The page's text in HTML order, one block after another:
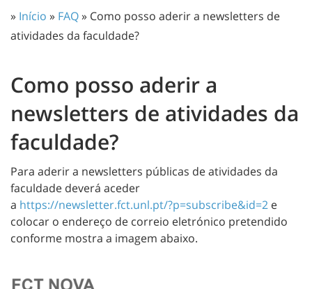
» Início » FAQ» Como posso aderir a newsletters de
atividades da faculdade?
Como posso aderir a
newsletters de atividades da
faculdade?
Para aderir a newsletters públicas de atividades da
faculdade deverá aceder
a https://newsletter.fct.unl.pt/?p=subscribe&id=2 e
colocar o endereço de correio eletrónico pretendido
conforme mostra a imagem abaixo.